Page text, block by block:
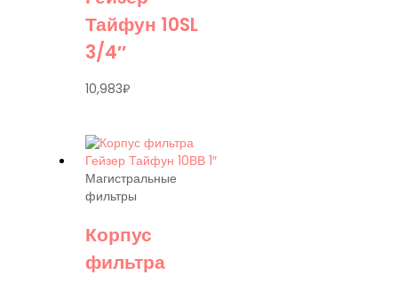
Тайфун 10SL
3/4″
10,983₽
Магистральные
фильтры
Корпус
фильтра